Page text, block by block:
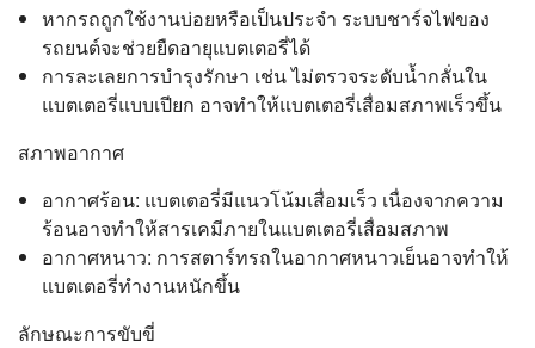
หากรถถูกใช้งานบ่อยหรือเป็นประจำ ระบบชาร์จไฟของ
รถยนต์จะช่วยยืดอายุแบตเตอรี่ได้
การละเลยการบำรุงรักษา เช่น ไม่ตรวจระดับน้ำกลั่นใน
แบตเตอรี่แบบเปียก อาจทำให้แบตเตอรี่เสื่อมสภาพเร็วขึ้น
สภาพอากาศ
อากาศร้อน: แบตเตอรี่มีแนวโน้มเสื่อมเร็ว เนื่องจากความ
ร้อนอาจทำให้สารเคมีภายในแบตเตอรี่เสื่อมสภาพ
อากาศหนาว: การสตาร์ทรถในอากาศหนาวเย็นอาจทำให้
แบตเตอรี่ทำงานหนักขึ้น
ลักษณะการขับขี่